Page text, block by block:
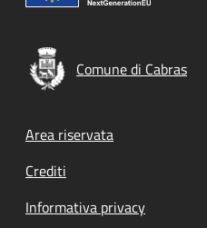
Comune di Cabras
Footer menu
Area riservata
Crediti
Informativa privacy